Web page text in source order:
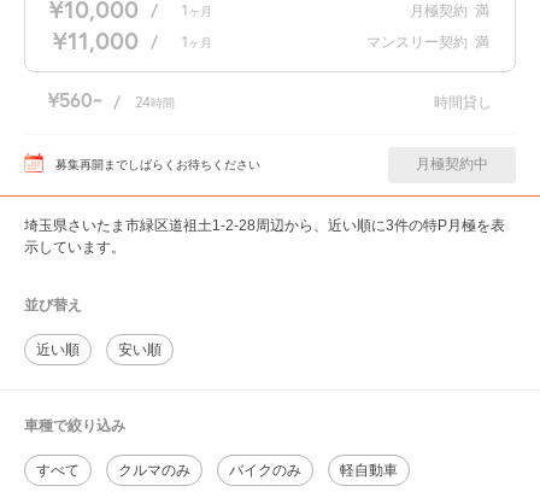
¥10,000 / 1 ヶ月 月極契約 満
¥11,000 / 1 ヶ月 マンスリー契約 満
¥560 / 24時間 時間貸し
募集再開までしばらくお待ちください 月極契約中
埼玉県さいたま市緑区道祖土1-2-28周辺から、近い順に3件の特P月極を表
示しています。
並び替え
近い順 安い順
車種で絞り込み
すべて クルマのみ バイクのみ 軽自動車